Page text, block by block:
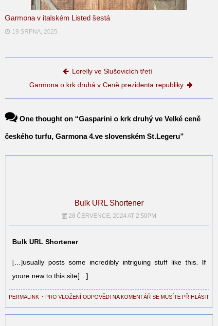
Garmona v italském Listed šestá
19 SRPNA, 2025
Post navigation
Lorelly ve Slušovicích třetí
Garmona o krk druhá v Ceně prezidenta republiky
One thought on “Gasparini o krk druhý ve Velké ceně
českého turfu, Garmona 4.ve slovenském St.Legeru”
Bulk URL Shortener
28 ČERVENCE, 2024 AT 2:50PM
Bulk URL Shortener
[…]usually posts some incredibly intriguing stuff like this. If
youre new to this site[…]
PERMALINK ⋅ PRO VLOŽENÍ ODPOVĚDI NA KOMENTÁŘ SE MUSÍTE PŘIHLÁSIT